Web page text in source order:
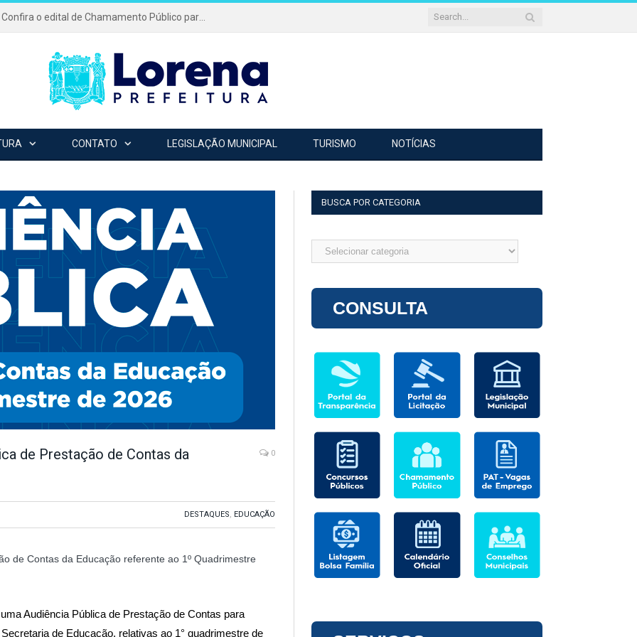
Festa da Padroeira 2026: Confira o edital de Chamamento Público para o evento mais tradicional da cidade!
CONTATO LEGISLAÇÃO MUNICIPAL TURISMO NOTÍCIAS
de Prestação de Contas da 0
DESTAQUES, EDUCAÇÃO
de Contas da Educação referente ao 1º Quadrimestre
Audiência Pública de Prestação de Contas para
de Educação, relativas ao 1° quadrimestre de
BUSCA POR CATEGORIA
Busca
CONSULTA